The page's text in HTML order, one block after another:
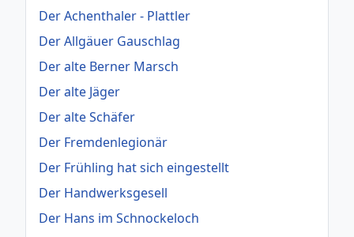
Der Achenthaler - Plattler
Der Allgäuer Gauschlag
Der alte Berner Marsch
Der alte Jäger
Der alte Schäfer
Der Fremdenlegionär
Der Frühling hat sich eingestellt
Der Handwerksgesell
Der Hans im Schnockeloch